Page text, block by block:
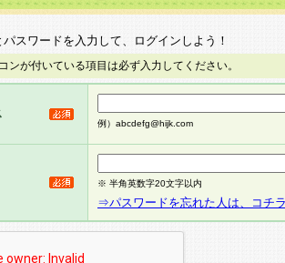
スワードを入力して、ログインしよう！
ンが付いている項目は必ず入力してください。
例）abcdefg@hijk.com
※ 半角英数字20文字以内
⇒パスワードを忘れた人は、コチ